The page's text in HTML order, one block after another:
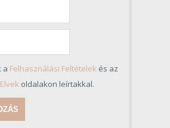
a Felhasználási Feltételek és az
oldalakon leírtakkal.